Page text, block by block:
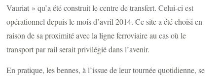
Vauriat » qu’a été construit le centre de transfert. Celui-ci est
opérationnel depuis le mois d’avril 2014. Ce site a été choisi en
raison de sa proximité avec la ligne ferroviaire au cas où le
transport par rail serait privilégié dans l’avenir.
En pratique, les bennes, à l’issue de leur tournée quotidienne, se